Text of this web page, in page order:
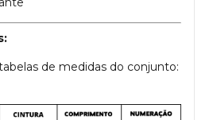
de medidas do conjunto: